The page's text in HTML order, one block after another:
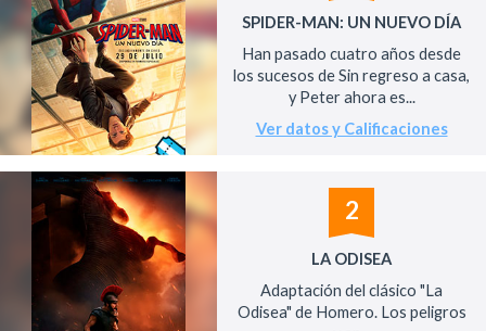
SPIDER-MAN: UN NUEVO DÍA
Han pasado cuatro años desde
los sucesos de Sin regreso a casa,
y Peter ahora es...
Ver datos y Calificaciones
2
LA ODISEA
Adaptación del clásico "La
Odisea" de Homero. Los peligros